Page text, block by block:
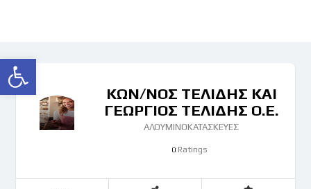
Ανοίξτε τη γραμμή εργαλείων
ΚΩΝ/ΝΟΣ ΤΕΛΙΔΗΣ ΚΑΙ
ΓΕΩΡΓΙΟΣ ΤΕΛΙΔΗΣ Ο.Ε.
ΑΛΟΥΜΙΝΟΚΑΤΑΣΚΕΥΕΣ
0Ratings